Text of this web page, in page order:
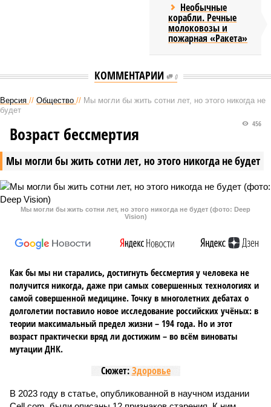
Необычные
корабли. Речные
молоковозы и
пожарная «Ракета»
КОММЕНТАРИИ 0
Версия // Общество // Мы могли бы жить сотни лет, но этого никогда не
будет
Мы могли бы жить сотни лет, но этого никогда не будет
456
Возраст бессмертия
Мы могли бы жить сотни лет, но этого никогда не будет (фото: Deep
Vision)
Как бы мы ни старались, достигнуть бессмертия у человека не
получится никогда, даже при самых совершенных технологиях и
самой совершенной медицине. Точку в многолетних дебатах о
долголетии поставило новое исследование российских учёных: в
теории максимальный предел жизни – 194 года. Но и этот
возраст практически вряд ли достижим – во всём виноваты
мутации ДНК.
Сюжет:Здоровье
В 2023 году в статье, опубликованной в научном издании